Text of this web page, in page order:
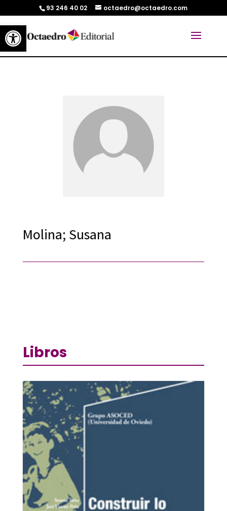
Abrir barra de herramientas
93 246 40 02 octaedro@octaedro.com
Molina; Susana
Libros